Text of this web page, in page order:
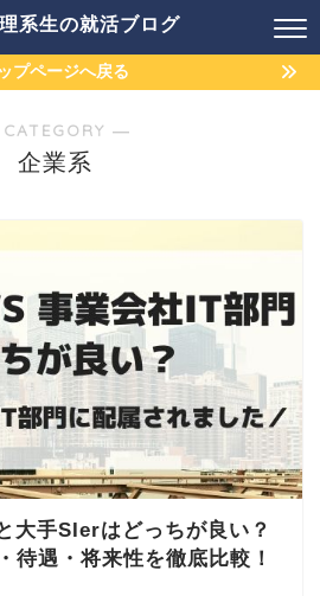
系生の就活ブログ
プページへ戻る
―
企業系
大手SIerはどっちが良い？
待遇・将来性を徹底比較！